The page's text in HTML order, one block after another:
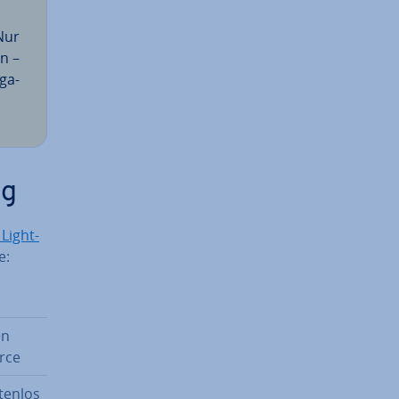
–
Light­